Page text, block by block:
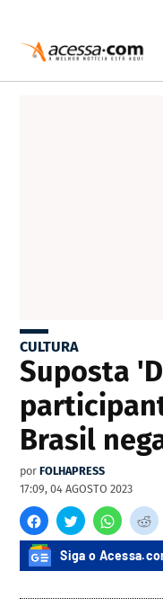
CULTURA
Suposta
Brasil
por FOLHAPRESS
17:09, 04 AGOSTO 2023
Siga o